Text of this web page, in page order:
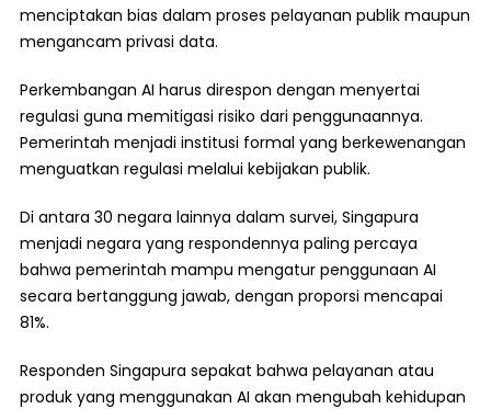
menciptakan bias dalam proses pelayanan publik maupun
mengancam privasi data.
Perkembangan AI harus direspon dengan menyertai
regulasi guna memitigasi risiko dari penggunaannya.
Pemerintah menjadi institusi formal yang berkewenangan
menguatkan regulasi melalui kebijakan publik.
Di antara 30 negara lainnya dalam survei, Singapura
menjadi negara yang respondennya paling percaya
bahwa pemerintah mampu mengatur penggunaan AI
secara bertanggung jawab, dengan proporsi mencapai
81%.
Responden Singapura sepakat bahwa pelayanan atau
produk yang menggunakan AI akan mengubah kehidupan